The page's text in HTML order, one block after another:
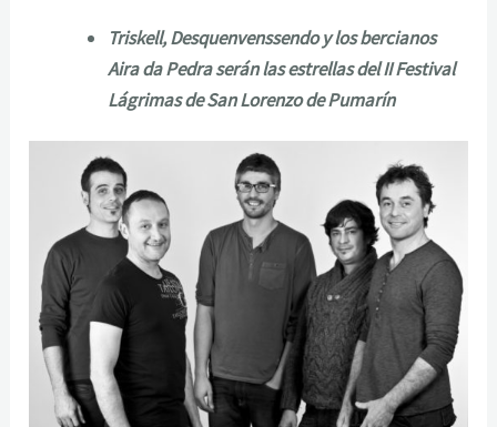
Triskell, Desquenvenssendo y los bercianos
Aira da Pedra serán las estrellas del II Festival
Lágrimas de San Lorenzo de Pumarín